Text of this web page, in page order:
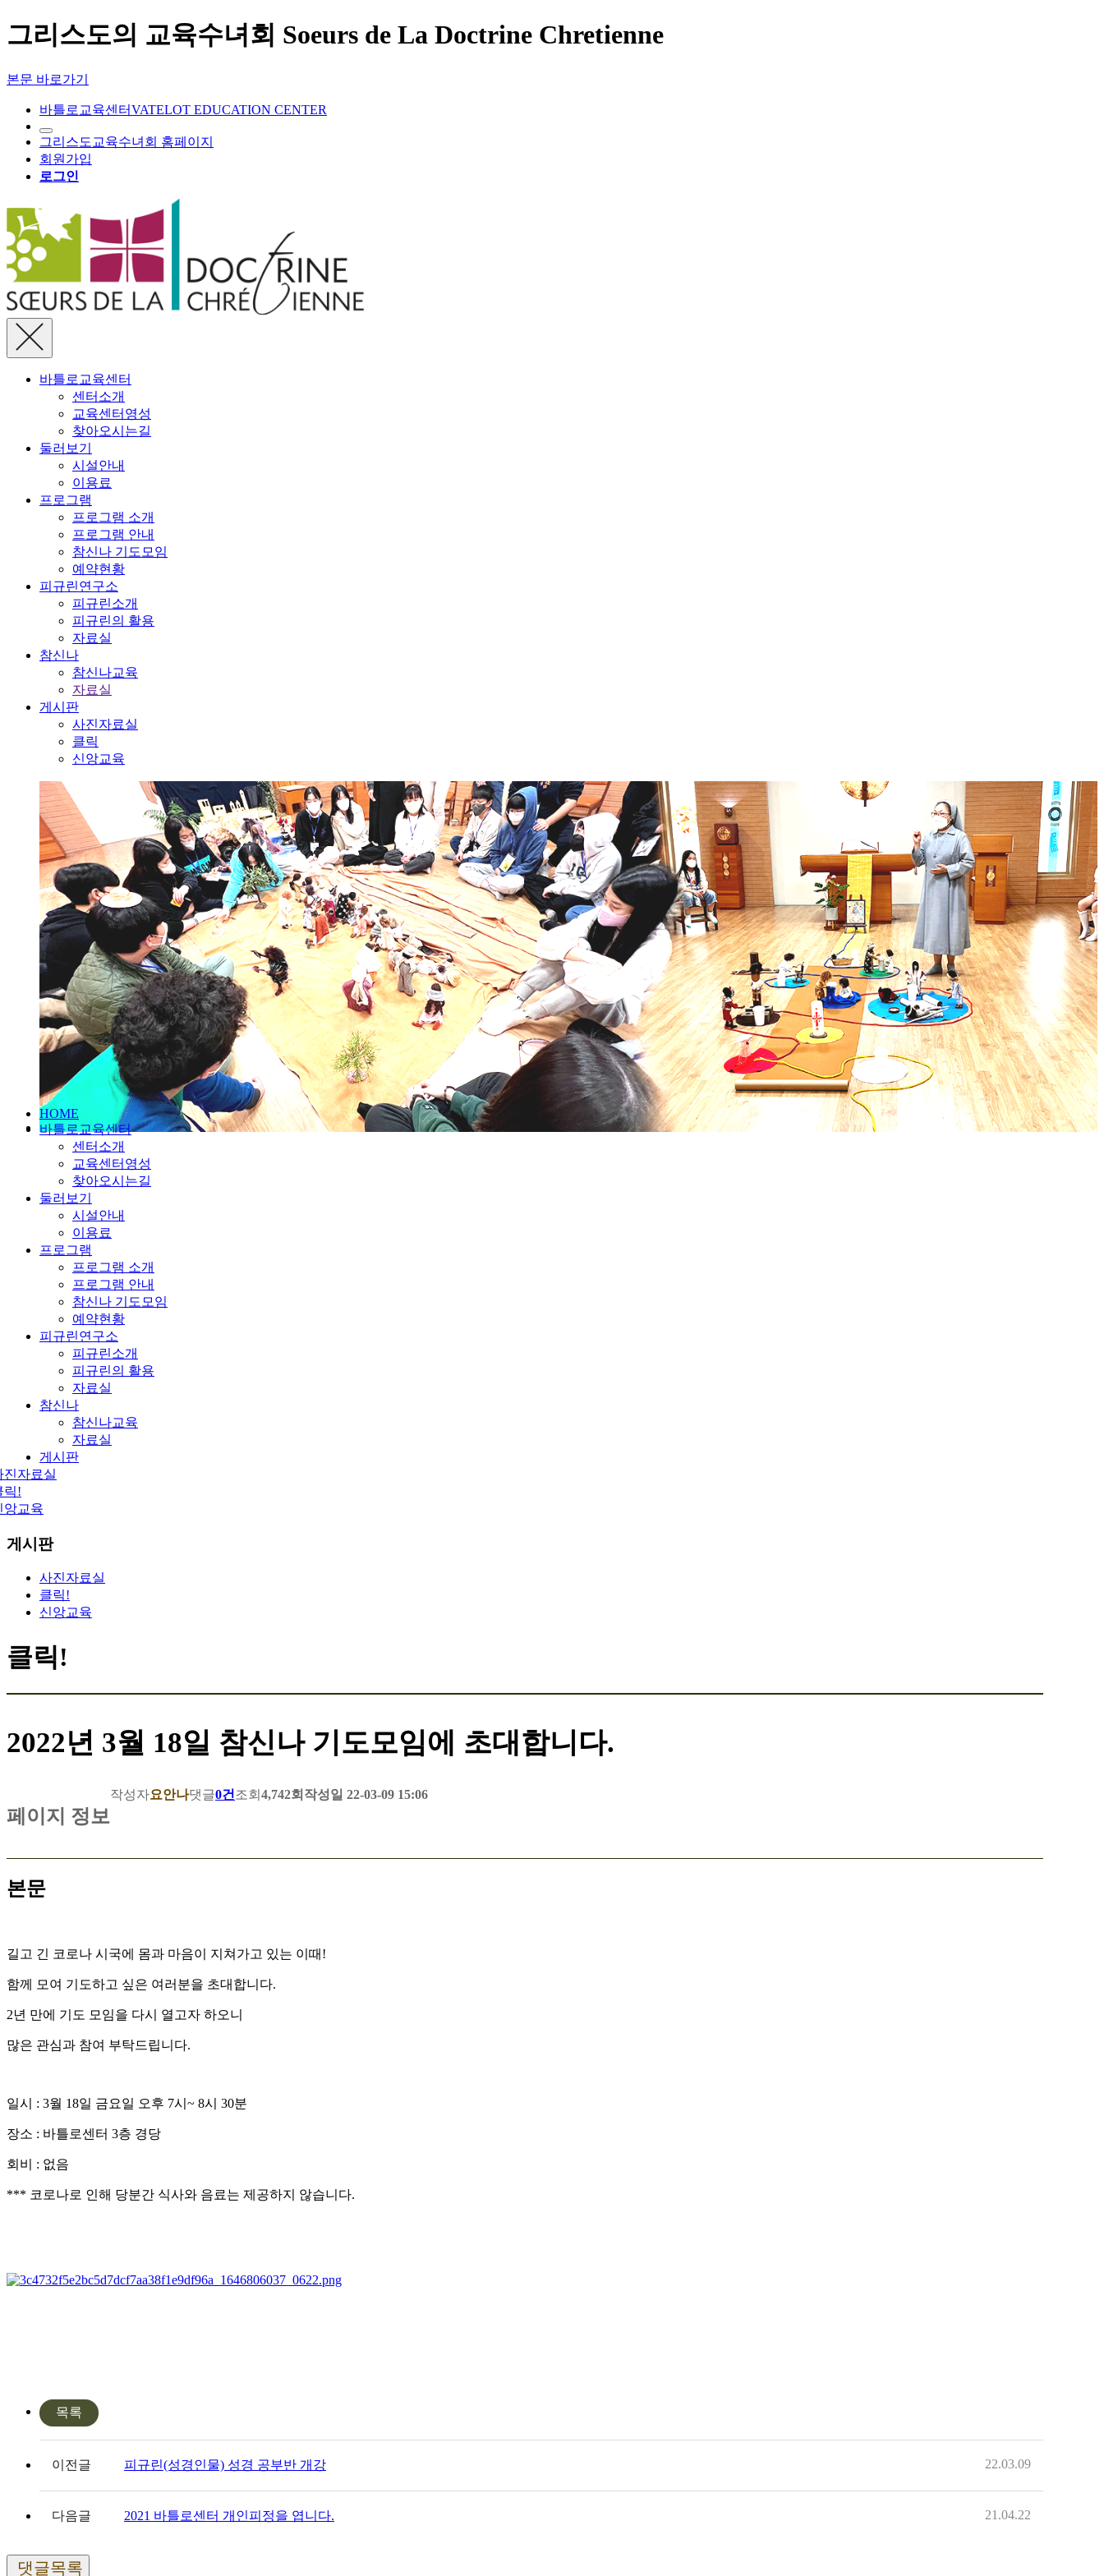
그리스도의 교육수녀회 Soeurs de La Doctrine Chretienne
본문 바로가기
바틀로교육센터VATELOT EDUCATION CENTER
그리스도교육수녀회 홈페이지
회원가입
로그인
바틀로교육센터
센터소개
교육센터영성
찾아오시는길
둘러보기
시설안내
이용료
프로그램
프로그램 소개
프로그램 안내
참신나 기도모임
예약현황
피규린연구소
피규린소개
피규린의 활용
자료실
참신나
참신나교육
자료실
게시판
사진자료실
클릭
신앙교육
HOME
바틀로교육센터
센터소개
교육센터영성
찾아오시는길
둘러보기
시설안내
이용료
프로그램
프로그램 소개
프로그램 안내
참신나 기도모임
예약현황
피규린연구소
피규린소개
피규린의 활용
자료실
참신나
참신나교육
자료실
게시판
진자료실
릭!
앙교육
게시판
사진자료실
클릭!
신앙교육
클릭!
2022년 3월 18일 참신나 기도모임에 초대합니다.
페이지 정보
작성자요안나댓글0건 조회 4,742회 작성일 22-03-09 15:06
본문
길고 긴 코로나 시국에 몸과 마음이 지쳐가고 있는 이때!
함께 모여 기도하고 싶은 여러분을 초대합니다.
2년 만에 기도 모임을 다시 열고자 하오니
많은 관심과 참여 부탁드립니다.
일시 : 3월 18일 금요일 오후 7시~ 8시 30분
장소 : 바틀로센터 3층 경당
회비 : 없음
*** 코로나로 인해 당분간 식사와 음료는 제공하지 않습니다.
목록
이전글 피규린(성경인물) 성경 공부반 개강 22.03.09
다음글 2021 바틀로센터 개인피정을 엽니다. 21.04.22
댓글목록